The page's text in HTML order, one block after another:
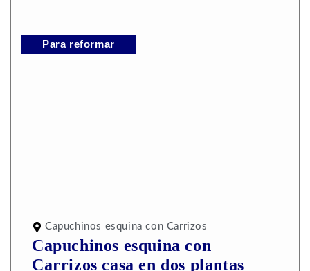
Para reformar
Capuchinos esquina con Carrizos
Capuchinos esquina con
Carrizos casa en dos plantas